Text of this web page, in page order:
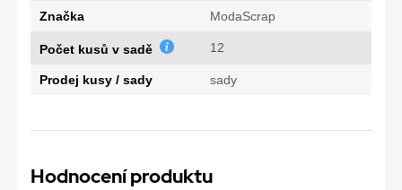
Značka ModaScrap
Počet kusů v sadě 12
Prodej kusy / sady sady
Hodnocení produktu